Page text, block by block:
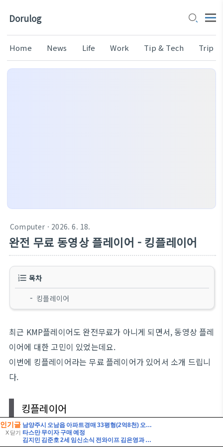
인기글
X 닫기
남양주시 오남읍 아파트경매 33평형(2억8천) 오남체육공원인근 오남아이파크 9층 유찰1회 남양주오남아이파크아파트 부동산경매 매매
타스만 무이자 구매 예정
김지민 김준호 2세 임신소식 전와이프 김은영과 자녀는?